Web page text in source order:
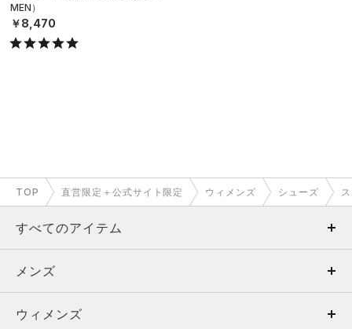
MEN）
￥8,470
TOP 直営限定＋公式サイト限定 ウィメンズ シューズ
すべてのアイテム
メンズ
ウィメンズ
メンズ
トップス
ウィメンズ